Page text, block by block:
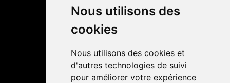
Nous utilisons des
cookies
Nous utilisons des cookies et
d'autres technologies de suivi
pour améliorer votre expérience
Livraisons
4,4 / 5 65 avis